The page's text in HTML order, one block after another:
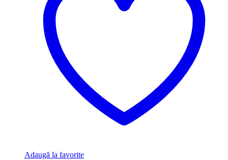
Adaugă la favorite